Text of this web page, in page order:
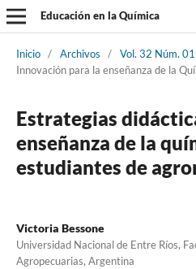
Educación en la Química
Inicio / Archivos / Vol. 32 Núm.
Innovación para la enseñanza de la
Estrategias
enseñanza de la
estudiantes de
Victoria Bessone
Universidad Nacional de Entre Ríos,
Agropecuarias, Argentina